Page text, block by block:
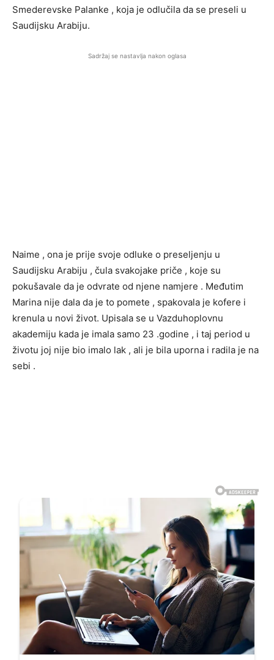
Smederevske Palanke , koja je odlučila da se preseli u
Saudijsku Arabiju.
Sadržaj se nastavlja nakon oglasa
Naime , ona je prije svoje odluke o preseljenju u
Saudijsku Arabiju , čula svakojake priče , koje su
pokušavale da je odvrate od njene namjere . Međutim
Marina nije dala da je to pomete , spakovala je kofere i
krenula u novi život. Upisala se u Vazduhoplovnu
akademiju kada je imala samo 23 .godine , i taj period u
životu joj nije bio imalo lak , ali je bila uporna i radila je na
sebi .